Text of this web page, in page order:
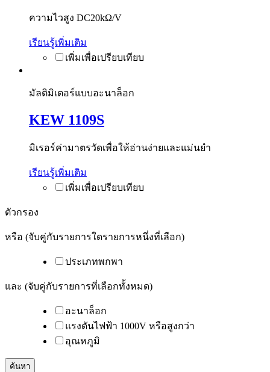
ความไวสูง DC20kΩ/V
เรียนรู้เพิ่มเติม
มัลติมิเตอร์แบบอะนาล็อก
KEW 1109S
มิเรอร์ค่ามาตรวัดเพื่อให้อ่านง่ายและแม่นยำ
เรียนรู้เพิ่มเติม
ตัวกรอง
หรือ (จับคู่กับรายการใดรายการหนึ่งที่เลือก)
ประเภทพกพา
และ (จับคู่กับรายการที่เลือกทั้งหมด)
อะนาล็อก
แรงดันไฟฟ้า 1000V หรือสูงกว่า
อุณหภูมิ
ค้นหา